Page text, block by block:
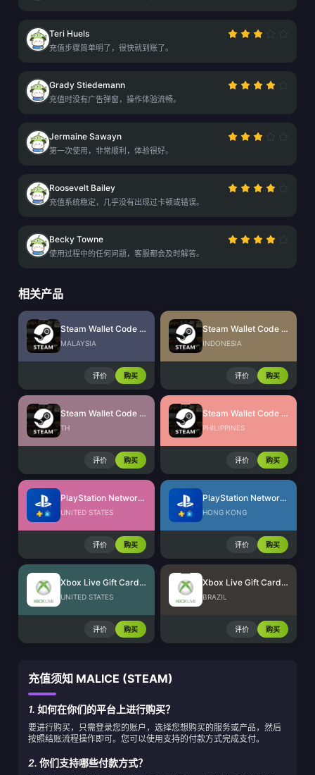
Teri Huels
充值步骤简单明了，很快就到账了。
Grady Stiedemann
充值时没有广告弹窗，操作体验流畅。
Jermaine Sawayn
第一次使用，非常顺利，体验很好。
Roosevelt Bailey
充值系统稳定，几乎没有出现过卡顿或错误。
Becky Towne
使用过程中的任何问题，客服都会及时解答。
相关产品
Steam Wallet Code (MYR)
MALAYSIA
评价 购买
Steam Wallet Code (IDR)
INDONESIA
评价 购买
Steam Wallet Code (THB)
TH
评价 购买
Steam Wallet Code (PHP)
PHILIPPINES
评价 购买
PlayStation Network Card (US)
UNITED STATES
评价 购买
PlayStation Network Card (HK)
HONG KONG
评价 购买
Xbox Live Gift Card (US)
UNITED STATES
评价 购买
Xbox Live Gift Card (BR)
BRAZIL
评价 购买
充值须知 MALICE (STEAM)
1. 如何在你们的平台上进行购买？
要进行购买，只需登录您的账户，选择您想购买的服务或产品，然后
按照结账流程操作即可。您可以使用支持的付款方式完成支付。
2. 你们支持哪些付款方式？